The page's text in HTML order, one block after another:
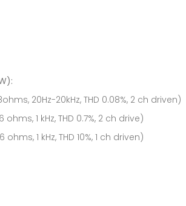
20Hz-20kHz, THD 0.08%, 2 ch driven)
1 kHz, THD 0.7%, 2 ch drive)
1 kHz, THD 10%, 1 ch driven)